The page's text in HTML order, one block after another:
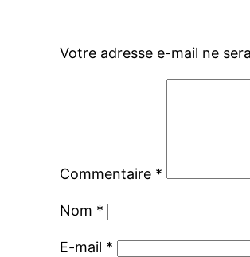
Votre adresse e-mail ne
Commentaire *
Nom *
E-mail *